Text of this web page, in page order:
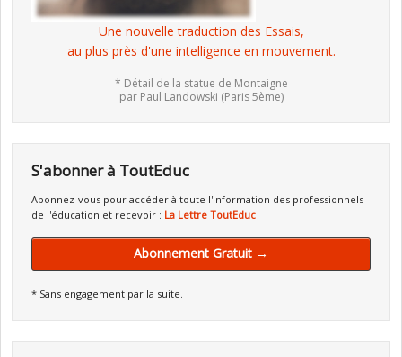
Une nouvelle traduction des Essais,
au plus près d'une intelligence en mouvement.
* Détail de la statue de Montaigne
par Paul Landowski (Paris 5ème)
S'abonner à ToutEduc
Abonnez-vous pour accéder à toute l'information des professionnels
de l'éducation et recevoir : La Lettre ToutEduc
Abonnement Gratuit →
* Sans engagement par la suite.